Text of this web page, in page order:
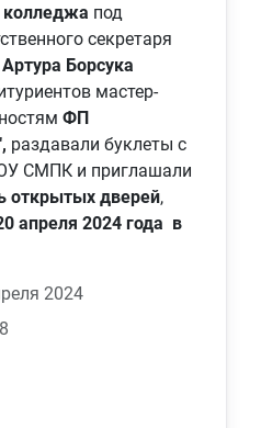
колледжа под
секретаря
Артура Борсука
мастер-
ФП
раздавали буклеты с
СМПК и приглашали
открытых дверей,
апреля 2024 года в
2024